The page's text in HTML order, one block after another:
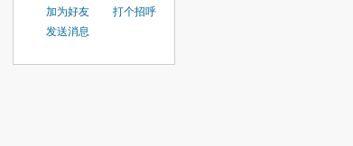
加为好友
打个招呼
发送消息